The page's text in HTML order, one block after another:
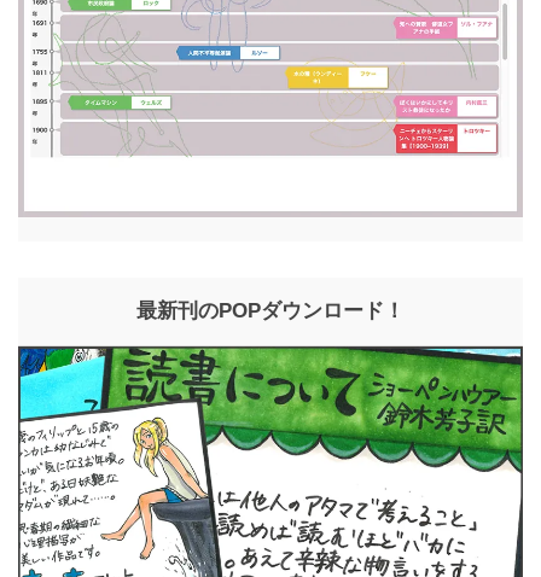
最新刊のPOPダウンロード！